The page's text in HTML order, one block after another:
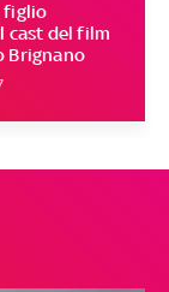
figlio
cast del film
Brignano